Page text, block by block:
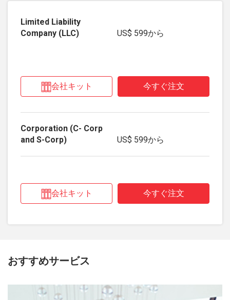
US$ 599から
会社キット 今すぐ注文
US$ 599から
会社キット 今すぐ注文
おすすめサービス